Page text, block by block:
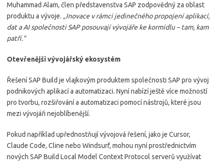
Muhammad Alam, člen představenstva SAP zodpovědný za oblast
produktu a vývoje. „Inovace v rámci jedinečného propojení aplikací,
dat a AI společnosti SAP posouvají vývojáře ke kormidlu – tam, kam
patří.“
Otevřenější vývojářský ekosystém
Řešení SAP Build je vlajkovým produktem společnosti SAP pro vývoj
podnikových aplikací a automatizaci. Nyní nabízí ještě více možností
pro tvorbu, rozšiřování a automatizaci pomocí nástrojů, které jsou
mezi vývojáři nejoblíbenější.
Pokud například upřednostňují vývojová řešení, jako je Cursor,
Claude Code, Cline nebo Windsurf, mohou nyní prostřednictvím
nových SAP Build Local Model Context Protocol serverů využívat